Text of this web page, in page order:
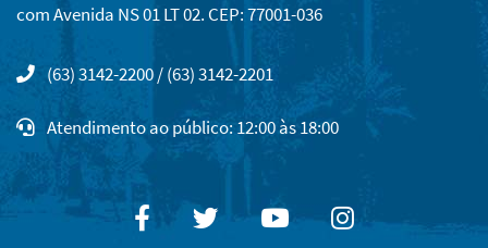
com Avenida NS 01 LT 02. CEP: 77001-036
(63) 3142-2200 / (63) 3142-2201
Atendimento ao público: 12:00 às 18:00
FacebookTwitterYoutubeInstagram